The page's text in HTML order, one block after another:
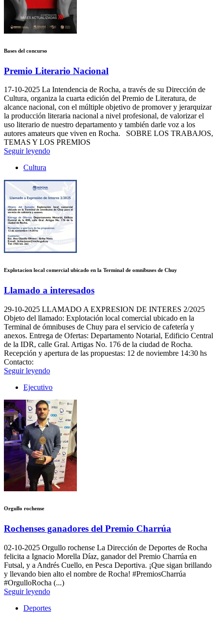
Bases del concurso
Premio Literario Nacional
17-10-2025 La Intendencia de Rocha, a través de su Dirección de
Cultura, organiza la cuarta edición del Premio de Literatura, de
alcance nacional, con el múltiple objetivo de promover y jerarquizar
la producción literaria nacional a nivel profesional, de valorizar el
uso literario de nuestro departamento y también darle voz a los
autores amateurs que viven en Rocha. SOBRE LOS TRABAJOS,
TEMAS Y LOS PREMIOS
Seguir leyendo
Cultura
Explotacion local comercial ubicado en la Terminal de omnibuses de Chuy
Llamado a interesados
29-10-2025 LLAMADO A EXPRESION DE INTERES 2/2025
Objeto del llamado: Explotación local comercial ubicado en la
Terminal de ómnibuses de Chuy para el servicio de cafetería y
anexos. Entrega de Ofertas: Departamento Notarial, Edificio Central
de la IDR, calle Gral. Artigas No. 176 de la ciudad de Rocha.
Recepción y apertura de las propuestas: 12 de noviembre 14:30 hs
Contacto:
Seguir leyendo
Ejecutivo
Orgullo rochense
Rochenses ganadores del Premio Charrúa
02-10-2025 Orgullo rochense La Dirección de Deportes de Rocha
felicita a Ignacio Morella Díaz, ganador del Premio Charrúa en
Futsal, y a Andrés Cuello, en Pesca Deportiva. ¡Que sigan brillando
y llevando bien alto el nombre de Rocha! #PremiosCharrúa
#OrgulloRocha (...)
Seguir leyendo
Deportes